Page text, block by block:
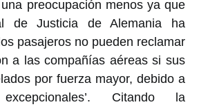
preocupación menos ya que
de Justicia de Alemania ha
pasajeros no pueden reclamar
a las compañías aéreas si sus
por fuerza mayor, debido a
excepcionales’. Citando la